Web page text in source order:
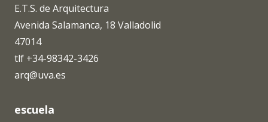
E.T.S. de Arquitectura
Avenida Salamanca, 18 Valladolid
47014
tlf +34-98342-3426
arq@uva.es
escuela